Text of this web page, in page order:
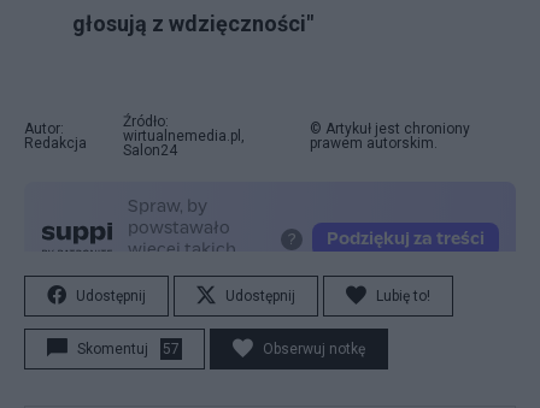
głosują z wdzięczności"
Autor:
Redakcja
Źródło:
wirtualnemedia.pl,
Salon24
© Artykuł jest chroniony
prawem autorskim.
Udostępnij Udostępnij Lubię to!
Skomentuj 57 Obserwuj notkę